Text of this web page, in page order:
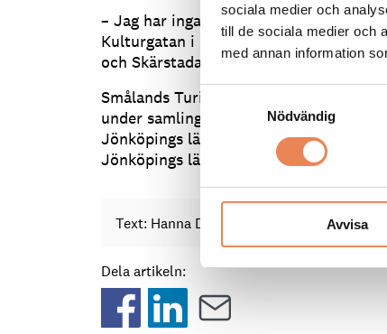
sociala medier och
till de sociala medier och
med annan information
Samtyckesval
Nödvändig
Avvisa
– Jag har inga småbarn, men mina
Kulturgatan i Bodafors med en
och Skärstadalen, ”Smålands
Smålands Turism är en av tre
under samlingsnamnet Visit Småland.
Jönköpings län stöttar Smålands
Jönköpings län.
Text: Hanna Dunér
Dela artikeln: